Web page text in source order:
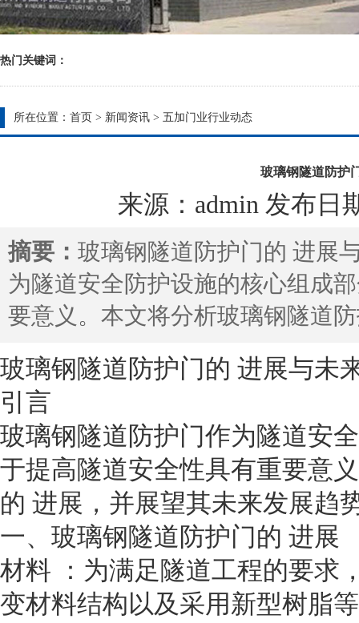
热门关键词：
所在位置： 首页 > 新闻资讯 > 五加门业行业动态
玻璃钢隧道防护
来源：admin 发布日
摘要： 玻璃钢隧道防护门的 进展
为隧道安全防护设施的核心组成
要意义。本文将分析玻璃钢隧道
玻璃钢隧道防护门的 进展与未
引言
玻璃钢隧道防护门作为隧道安
于提高隧道安全性具有重要意
的 进展，并展望其未来发展趋
一、玻璃钢隧道防护门的 进展
材料 ：为满足隧道工程的要求
变材料结构以及采用新型树脂